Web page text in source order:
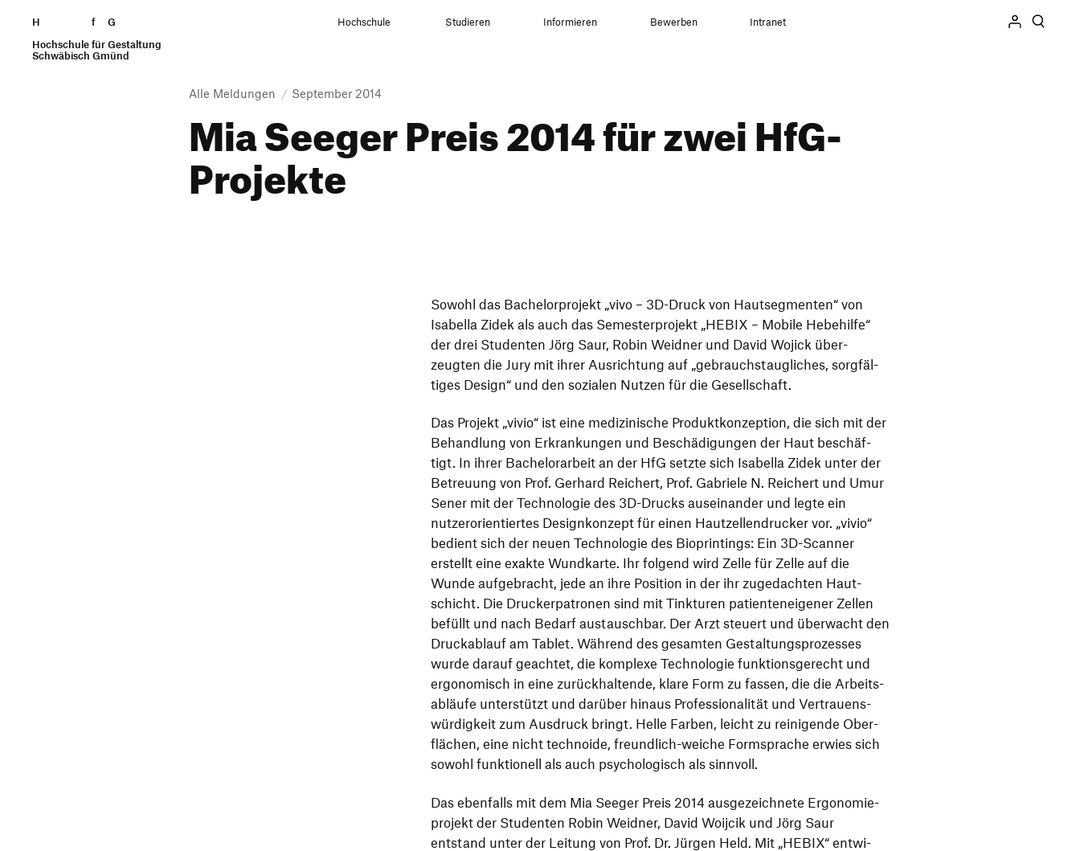
H f
G
Hochschule für Gestaltung
Schwäbisch Gmünd
Zum Seiteninhalt springen Hochschule Studieren Informieren Bewerben Intranet
Alle Meldungen September 2014
Mia Seeger Preis 2014 für zwei HfG-
Projekte
Sowohl das Bache­lor­pro­jekt „vivo – 3D-Druck von Haut­seg­menten“ von
Isabella Zidek als auch das Semes­ter­pro­jekt „HEBIX – Mobile Hebe­hilfe“
der drei Studenten Jörg Saur, Robin Weidner und David Wojick über­
zeugten die Jury mit ihrer Ausrich­tung auf „gebrauchs­taug­li­ches, sorg­fäl­
tiges Design“ und den sozialen Nutzen für die Gesellschaft.
Das Projekt „vivio“ ist eine medi­zi­ni­sche Produkt­kon­zep­tion, die sich mit der
Behand­lung von Erkran­kungen und Beschä­di­gungen der Haut beschäf­
tigt. In ihrer Bache­lor­ar­beit an der HfG setzte sich Isabella Zidek unter der
Betreuung von Prof. Gerhard Reichert, Prof. Gabriele N. Reichert und Umur
Sener mit der Tech­no­logie des 3D-Drucks ausein­ander und legte ein
nutzer­ori­en­tiertes Design­kon­zept für einen Haut­zel­len­dru­cker vor. „vivio“
bedient sich der neuen Tech­no­logie des Bioprin­tings: Ein 3D-Scanner
erstellt eine exakte Wund­karte. Ihr folgend wird Zelle für Zelle auf die
Wunde aufge­bracht, jede an ihre Posi­tion in der ihr zuge­dachten Haut­
schicht. Die Drucker­pa­tronen sind mit Tink­turen pati­en­ten­ei­gener Zellen
befüllt und nach Bedarf austauschbar. Der Arzt steuert und über­wacht den
Druck­ab­lauf am Tablet. Während des gesamten Gestal­tungs­pro­zesses
wurde darauf geachtet, die komplexe Tech­no­logie funk­ti­ons­ge­recht und
ergo­no­misch in eine zurück­hal­tende, klare Form zu fassen, die die Arbeits­
ab­läufe unter­stützt und darüber hinaus Profes­sio­na­lität und Vertrau­ens­
wür­dig­keit zum Ausdruck bringt. Helle Farben, leicht zu reini­gende Ober­
flä­chen, eine nicht tech­noide, freund­lich-weiche Form­sprache erwies sich
sowohl funk­tio­nell als auch psycho­lo­gisch als sinnvoll.
Das eben­falls mit dem Mia Seeger Preis 2014 ausge­zeich­nete Ergo­no­mie­
pro­jekt der Studenten Robin Weidner, David Woijcik und Jörg Saur
entstand unter der Leitung von Prof. Dr. Jürgen Held. Mit HEBIX“ entwi­